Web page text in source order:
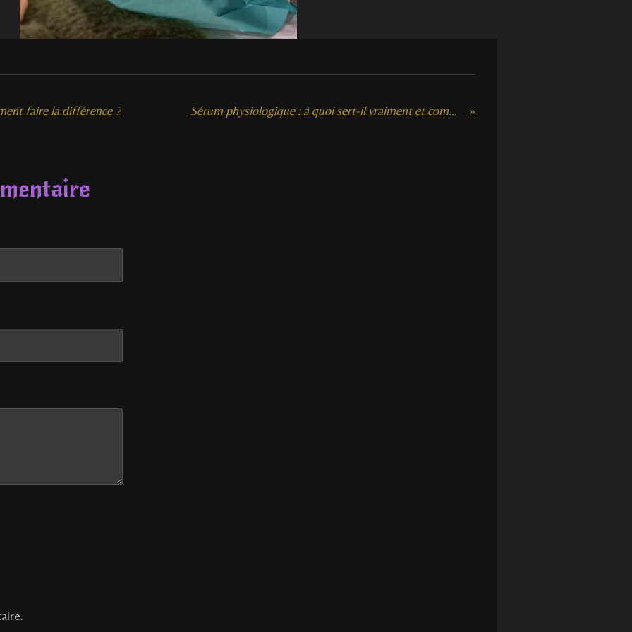
faire la différence ? Sérum physiologique : à quoi sert-il vraiment et comment bien l'utiliser »